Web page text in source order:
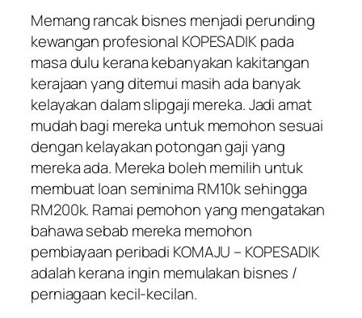
Memang rancak bisnes menjadi perunding
kewangan profesional KOPESADIK pada
masa dulu kerana kebanyakan kakitangan
kerajaan yang ditemui masih ada banyak
kelayakan dalam slipgaji mereka. Jadi amat
mudah bagi mereka untuk memohon sesuai
dengan kelayakan potongan gaji yang
mereka ada. Mereka boleh memilih untuk
membuat loan seminima RM10k sehingga
RM200k. Ramai pemohon yang mengatakan
bahawa sebab mereka memohon
pembiayaan peribadi KOMAJU – KOPESADIK
adalah kerana ingin memulakan bisnes /
perniagaan kecil-kecilan.